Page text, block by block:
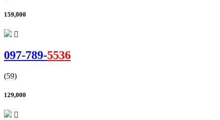
159,000
097-789-5536
(59)
129,000